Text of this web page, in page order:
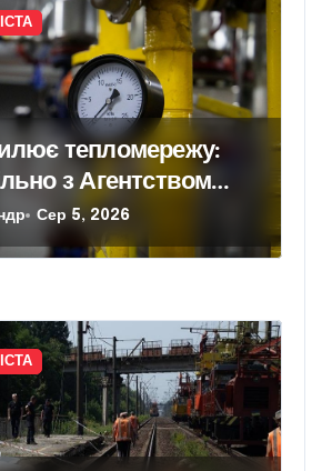
тепломережу:
з Агентством
законтрактували
потужності понад 1,5
Сер 5, 2026